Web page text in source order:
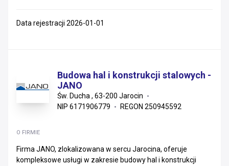
Data rejestracji 2026-01-01
Budowa hal i konstrukcji stalowych -
JANO
Św. Ducha , 63-200 Jarocin
NIP 6171906779
REGON 250945592
O FIRMIE
Firma JANO, zlokalizowana w sercu Jarocina, oferuje
kompleksowe usługi w zakresie budowy hal i konstrukcji